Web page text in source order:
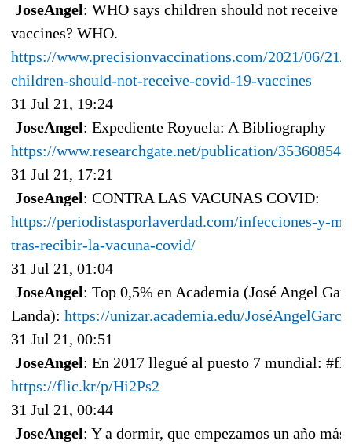
JoseAngel: WHO says children should not receive
vaccines? WHO.
https://www.precisionvaccinations.com/2021/06/21/
children-should-not-receive-covid-19-vaccines
31 Jul 21, 19:24
JoseAngel: Expediente Royuela: A Bibliography
https://www.researchgate.net/publication/353608542
31 Jul 21, 17:21
JoseAngel: CONTRA LAS VACUNAS COVID:
https://periodistasporlaverdad.com/infecciones-y-
tras-recibir-la-vacuna-covid/
31 Jul 21, 01:04
JoseAngel: Top 0,5% en Academia (José Angel
Landa): https://unizar.academia.edu/
31 Jul 21, 00:51
JoseAngel: En 2017 llegué al puesto 7 mundial:
https://flic.kr/p/Hi2Ps2
31 Jul 21, 00:44
JoseAngel: Y a dormir, que empezamos un año más.